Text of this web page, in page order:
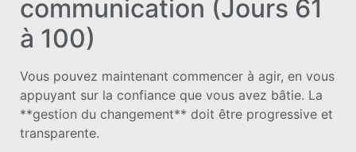
communication (Jours 61
à 100)
Vous pouvez maintenant commencer à agir, en vous
appuyant sur la confiance que vous avez bâtie. La
**gestion du changement** doit être progressive et
transparente.